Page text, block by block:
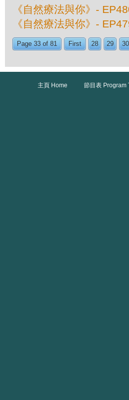
《自然療法與你》-
《自然療法與你》-
Page 33 of 81 First 28 29 30
主頁 Home 節目表 Program